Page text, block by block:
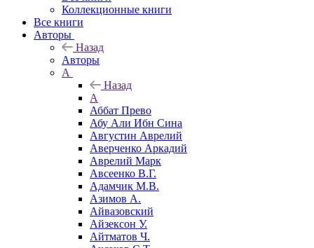
Коллекционные книги
Все книги
Авторы
Назад
Авторы
А
Назад
А
Аббат Прево
Абу Али Ибн Сина
Августин Аврелий
Аверченко Аркадий
Аврелий Марк
Авсеенко В.Г.
Адамчик М.В.
Азимов А.
Айвазовский
Айзексон У.
Айтматов Ч.